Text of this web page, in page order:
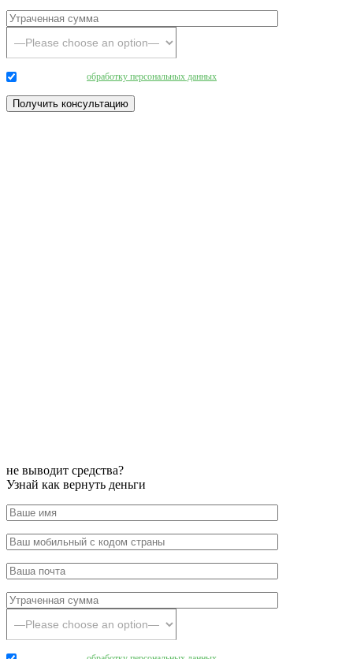
обработку персональных данных
не выводит средства?
Узнай как вернуть деньги